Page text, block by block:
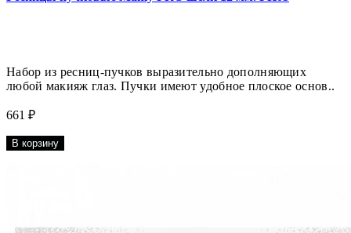
Набор из ресниц-пучков выразительно дополняющих
любой макияж глаз. Пучки имеют удобное плоское основ..
661 ₽
В корзину